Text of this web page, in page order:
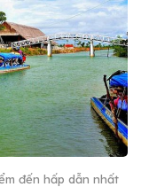
đến hấp dẫn nhất